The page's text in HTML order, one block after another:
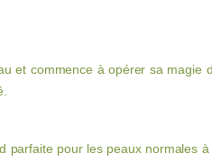
et commence à opérer sa magie
parfaite pour les peaux normales